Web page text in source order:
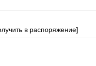
в распоряжение]